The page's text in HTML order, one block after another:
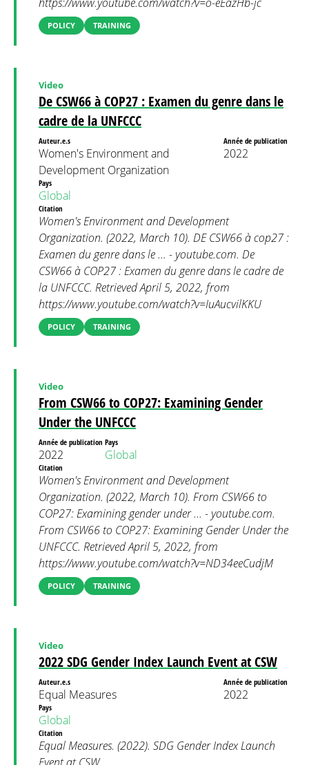
POLICY TRAINING
De CSW66 à COP27 : Examen du genre dans le
cadre de la UNFCCC
Video
Auteur.e.s
Women's Environment and
Development Organization
Année de publication
2022
Pays
Global
Citation
Women's Environment and Development
Organization. (2022, March 10). DE CSW66 à cop27 :
Examen du genre dans le ... - youtube.com. De
CSW66 à COP27 : Examen du genre dans le cadre de
la UNFCCC. Retrieved April 5, 2022, from
https://www.youtube.com/watch?v=IuAucvilKKU
POLICY TRAINING
From CSW66 to COP27: Examining Gender
Under the UNFCCC
Video
Année de publication
2022
Pays
Global
Citation
Women's Environment and Development
Organization. (2022, March 10). From CSW66 to
COP27: Examining gender under ... - youtube.com.
From CSW66 to COP27: Examining Gender Under the
UNFCCC. Retrieved April 5, 2022, from
https://www.youtube.com/watch?v=ND34eeCudjM
POLICY TRAINING
2022 SDG Gender Index Launch Event at CSW
Video
Auteur.e.s
Equal Measures
Année de publication
2022
Pays
Global
Citation
Equal Measures. (2022). SDG Gender Index Launch